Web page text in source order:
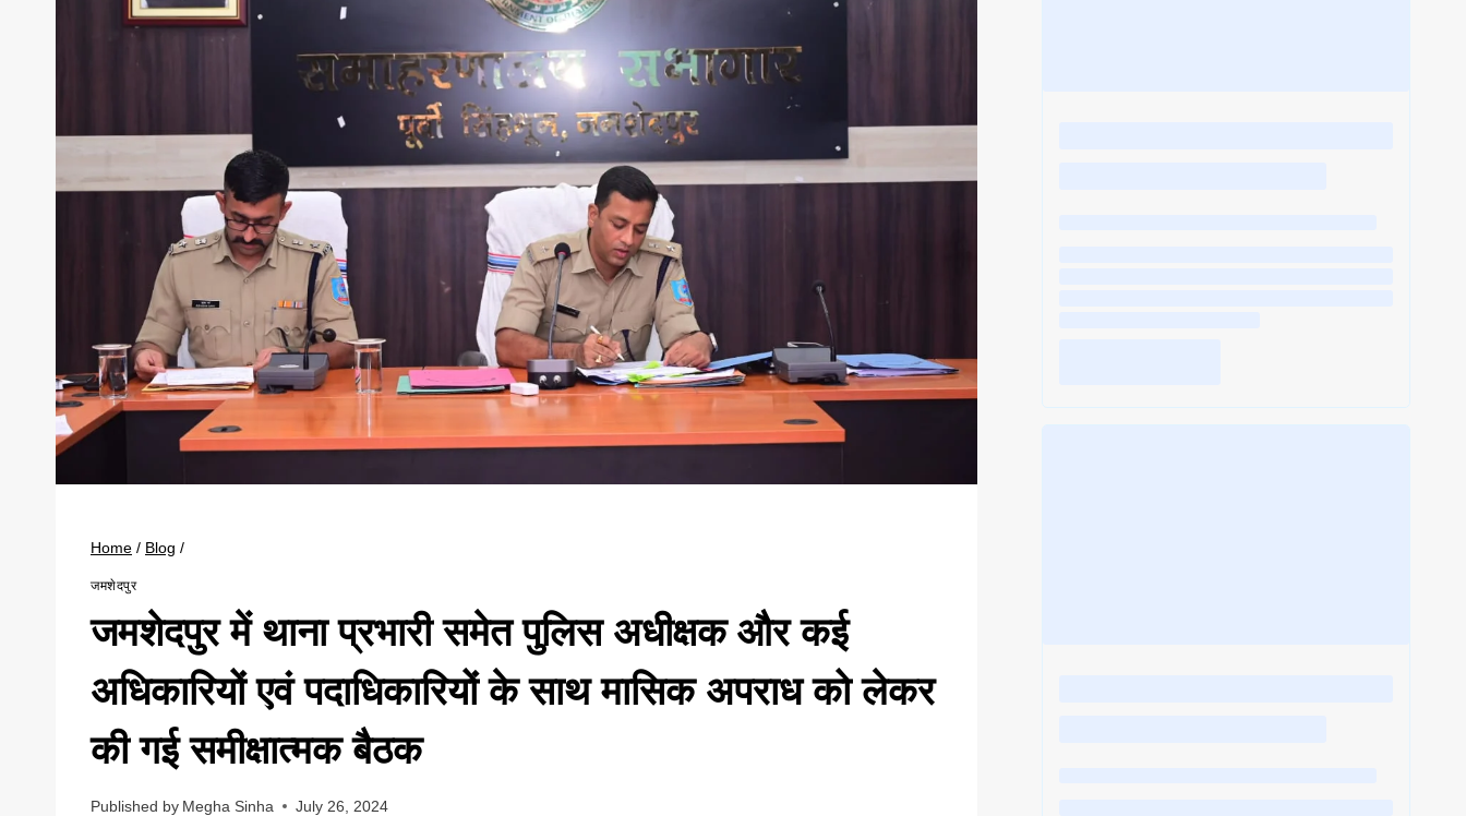
Home / Blog /
जमशेदपुर
जमशेदपुर में थाना प्रभारी समेत पुलिस अधीक्षक और कई
अधिकारियों एवं पदाधिकारियों के साथ मासिक अपराध को लेकर
की गई समीक्षात्मक बैठक
Published by Megha Sinha July 26, 2024